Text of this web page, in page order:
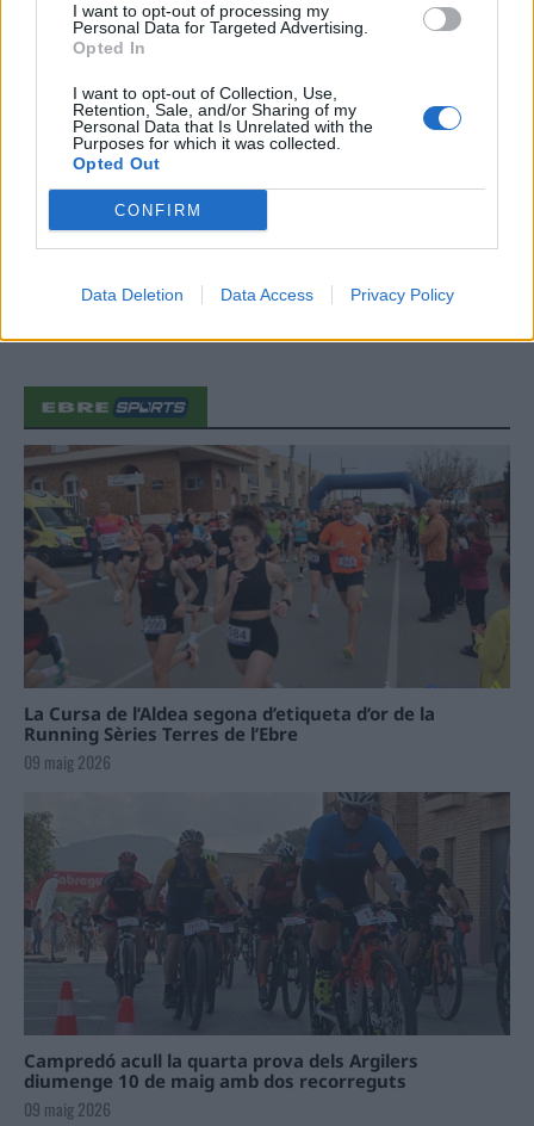
I want to opt-out of processing my
Personal Data for Targeted Advertising.
Opted In
I want to opt-out of Collection, Use,
Retention, Sale, and/or Sharing of my
Personal Data that Is Unrelated with the
Purposes for which it was collected.
Opted Out
CONFIRM
Data Deletion Data Access Privacy Policy
“L’eclipsi serà una oportunitat també
per a gaudir de les Festes Majors
31 de juliol de 2026
Blaumut lidera el cartell musical de les
31 de juliol de 2026
Carrega més
La Cursa de l’Aldea segona d’etiqueta d’or de la
Running Sèries Terres de l’Ebre
09 maig 2026
Campredó acull la quarta prova dels Argilers
diumenge 10 de maig amb dos recorreguts
09 maig 2026